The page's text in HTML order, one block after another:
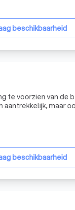
beschikbaarheid
te voorzien van de
maar
beschikbaarheid